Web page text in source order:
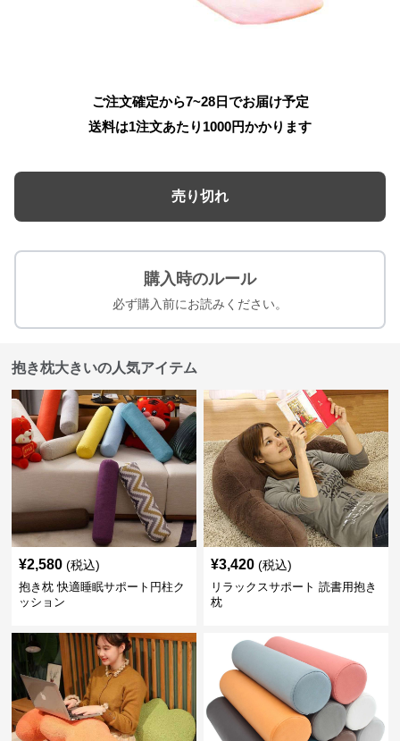
ご注文確定から7~28日でお届け予定
送料は1注文あたり 1000円かかります
売り切れ
購入時のルール
必ず購入前にお読みください。
抱き枕大きいの人気アイテム
¥2,580 (税込)
抱き枕 快適睡眠サポート円柱ク
ッション
¥3,420 (税込)
リラックスサポート 読書用抱き
枕